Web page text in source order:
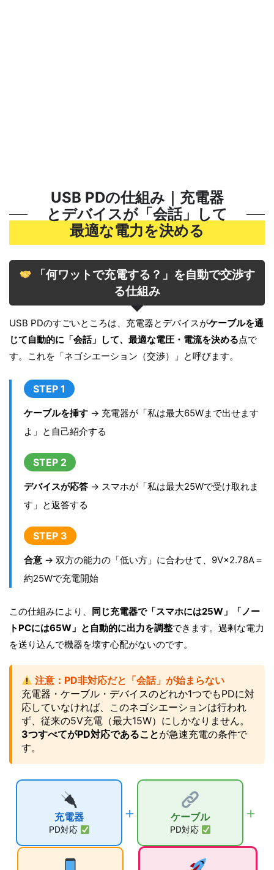
USB PDの仕組み｜充電器
とデバイスが「会話」して
最適な電力を決める
「何ワットで充電する？」を自動で交渉す
る仕組み
USB PDのすごいところは、充電器とデバイスがケーブルを通
じて自動的に「会話」して、最適な電圧・電流を決める点で
す。これを「ネゴシエーション（交渉）」と呼びます。
STEP 1
ケーブルを挿す → 充電器が「私は最大65Wまで出せます
よ」と自己紹介する
STEP 2
デバイスが応答 → スマホが「私は最大25Wで受け取れま
す」と返答する
STEP 3
合意 → 双方の能力の「低い方」に合わせて、9V×2.78A＝
約25Wで充電開始
この仕組みにより、
同じ充電器で「スマホには25W」「ノー
トPCには65W」と自動的に出力を調整できます。過剰な電力
を送り込んで機器を壊す心配がないのです。
注意：PD非対応だと「会話」が始まらない
充電器・ケーブル・デバイスのどれか1つでもPDに対
応していなければ、このネゴシエーションは行われ
ず、従来の5V充電（最大15W）にしかなりません。
3つすべてがPD対応であることが急速充電の条件で
す。
充電器
PD対応
＋ ケーブル
PD対応
＋